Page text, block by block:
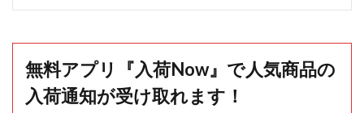
無料アプリ『入荷Now』で人気商品の
入荷通知が受け取れます！